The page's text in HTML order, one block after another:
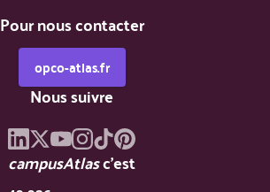
Pour nous contacter
opco-atlas.fr
Nous suivre
campusAtlasc'est